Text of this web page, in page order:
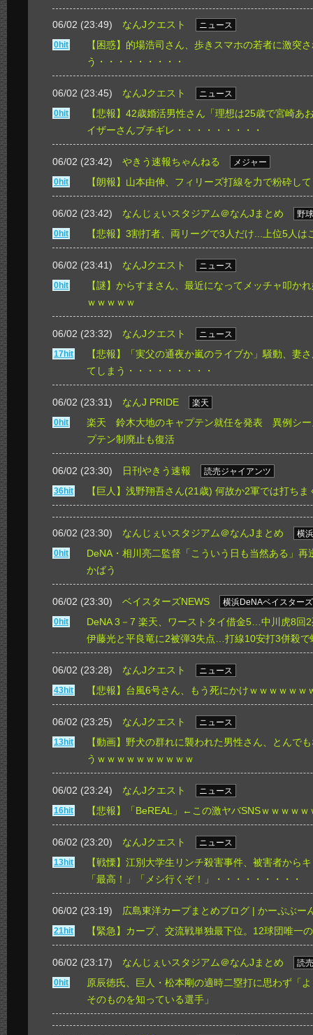
06/02 (23:49) なんJクエスト
ニュース
0hit
【困惑】的場浩司さん、歩きスマホの若者に激突
う・・・・・・・・・
06/02 (23:45) なんJクエスト
ニュース
0hit
【悲報】42歳婚活男性さん「理想は25歳で宮崎あ
イザーさんブチギレ・・・・・・・・・
06/02 (23:42) やきう速報ちゃんねる
メジャー
0hit
【朗報】山本由伸、フィリーズ打線を力で粉砕し
06/02 (23:42) なんじぇいスタジアム＠なんJまとめ
野
0hit
【悲報】3割打者、両リーグで3人だけ...上位5人は
06/02 (23:41) なんJクエスト
ニュース
0hit
【謎】からすまさん、最近になってメッチャ叩か
ｗｗｗｗｗ
06/02 (23:32) なんJクエスト
ニュース
17hit
【悲報】「実父の通夜か嵐のライブか」騒動、妻
てしまう・・・・・・・・・
06/02 (23:31) なんJ PRIDE
楽天
0hit
楽天 鈴木大地のキャプテン就任を発表 異例シ
プテン制廃止も復活
06/02 (23:30) 日刊やきう速報
読売ジャイアンツ
36hit
【巨人】浅野翔吾さん(21歳) 何故か2軍では打ちま
06/02 (23:30) なんじぇいスタジアム＠なんJまとめ
横
0hit
DeNA・相川亮二監督「こういう日も当然ある」再
かばう
06/02 (23:30) ベイスターズNEWS
横浜DeNAベイスターズ
0hit
DeNA 3－7 楽天、ワーストタイ借金5…中川虎8回
伊藤光と平良竜に2被弾3失点…打線10安打3併殺で
06/02 (23:28) なんJクエスト
ニュース
43hit
【悲報】台風6号さん、もう死にかけｗｗｗｗｗｗ
06/02 (23:25) なんJクエスト
ニュース
13hit
【動画】野犬の群れに襲われた男性さん、とんで
うｗｗｗｗｗｗｗｗｗｗ
06/02 (23:24) なんJクエスト
ニュース
16hit
【悲報】「BeREAL」←この激ヤバSNSｗｗｗｗｗ
06/02 (23:20) なんJクエスト
ニュース
13hit
【戦慄】江別大学生リンチ殺害事件、被害者から
「最高！」「メシ行くぞ！」・・・・・・・・・
06/02 (23:19) 広島東洋カープまとめブログ | かーぷぶー
21hit 【緊急】カープ、交流戦単独最下位。12球団唯一
06/02 (23:17) なんじぇいスタジアム＠なんJまとめ
読
0hit
原辰徳氏、巨人・松本剛の適時二塁打に思わず「
そのものを知っている選手」